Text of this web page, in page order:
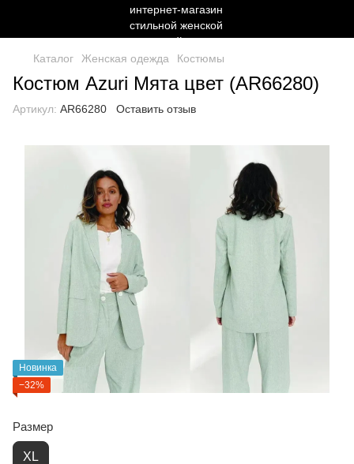
Каталог Женская одежда Костюмы
Костюм Azuri Мята цвет (AR66280)
Артикул: AR66280 Оставить отзыв
Новинка
−32%
Размер
XL